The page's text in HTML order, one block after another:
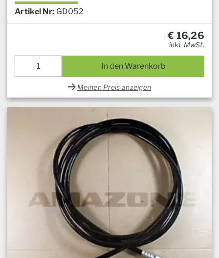
Artikel Nr: GD052
€ 16,26
inkl. MwSt.
In den Warenkorb
Meinen Preis anzeigen